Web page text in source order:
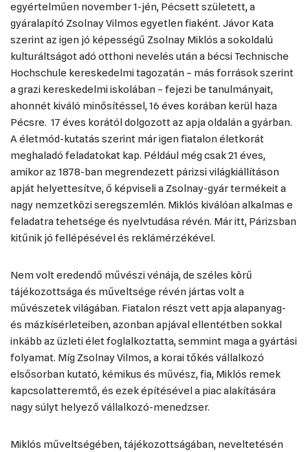
egyértelműen november 1-jén, Pécsett született, a
gyáralapító Zsolnay Vilmos egyetlen fiaként. Jávor Kata
szerint az igen jó képességű Zsolnay Miklós a sokoldalú
kulturáltságot adó otthoni nevelés után a bécsi Technische
Hochschule kereskedelmi tagozatán – más források szerint
a grazi kereskedelmi iskolában – fejezi be tanulmányait,
ahonnét kiváló minősítéssel, 16 éves korában kerül haza
Pécsre. 17 éves korától dolgozott az apja oldalán a gyárban.
A életmód-kutatás szerint már igen fiatalon életkorát
meghaladó feladatokat kap. Például még csak 21 éves,
amikor az 1878-ban megrendezett párizsi világkiállításon
apját helyettesítve, ő képviseli a Zsolnay-gyár termékeit a
nagy nemzetközi seregszemlén. Miklós kiválóan alkalmas e
feladatra tehetsége és nyelvtudása révén. Már itt, Párizsban
kitűnik jó fellépésével és reklámérzékével.
Nem volt eredendő művészi vénája, de széles körű
tájékozottsága és műveltsége révén jártas volt a
művészetek világában. Fiatalon részt vett apja alapanyag-
és mázkísérleteiben, azonban apjával ellentétben sokkal
inkább az üzleti élet foglalkoztatta, semmint maga a gyártási
folyamat. Míg Zsolnay Vilmos, a korai tőkés vállalkozó
elsősorban kutató, kémikus és művész, fia, Miklós remek
kapcsolatteremtő, és ezek építésével a piac alakítására
nagy súlyt helyező vállalkozó-menedzser.
Miklós műveltségében, tájékozottságában, neveltetésén